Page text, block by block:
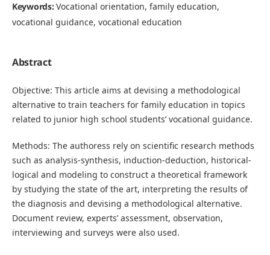
Keywords:Vocational orientation, family education,
vocational guidance, vocational education
Abstract
Objective: This article aims at devising a methodological
alternative to train teachers for family education in topics
related to junior high school students’ vocational guidance.
Methods: The authoress rely on scientific research methods
such as analysis-synthesis, induction-deduction, historical-
logical and modeling to construct a theoretical framework
by studying the state of the art, interpreting the results of
the diagnosis and devising a methodological alternative.
Document review, experts’ assessment, observation,
interviewing and surveys were also used.